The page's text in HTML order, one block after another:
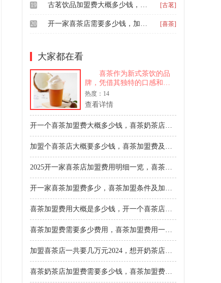
19 古茗饮品加盟费大概多少钱，古茗奶茶怎样加盟店的 [古茗]
20 开一家喜茶店需要多少钱，加盟喜茶要多少钱有什么条件 [喜茶]
大家都在看
喜茶作为新式茶饮的品
牌，凭借其独特的口感和创
新的产品理念深受消费者喜
爱。从经典的多肉葡萄到每
一季的限定新品，每一款饮
让我们来看看，喜茶2025年
加盟费包含哪些项目，喜茶
店铺加盟投资要多少钱
呀。 喜茶2025年加盟费
包含哪些项目 喜茶的加
情况如下： 1.加盟费：会
根据所在城市和店铺规模有
之间。 2.保证金：一般
热度：14
查看详情
开一个喜茶加盟费大概多少钱，喜茶奶茶店现在加盟多少钱
加盟个喜茶店大概要多少钱，喜茶加盟费及加盟条件
2025开一家喜茶店加盟费用明细一览，喜茶饮品加盟费用一共要多少钱
开一家喜茶加盟费多少，喜茶加盟条件及加盟费用
喜茶加盟费用大概是多少钱，开一个喜茶店一共要多少钱
喜茶加盟费需要多少费用，喜茶加盟费用一般多少钱
加盟喜茶店一共要几万元2024，想开奶茶店加盟条件有哪些
喜茶奶茶店加盟费需要多少钱，喜茶加盟费明细一览表2025年